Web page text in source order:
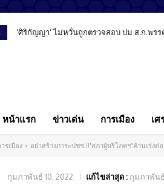
‘ศิริกัญญา’ ไม่หวั่นถูกตรวจสอบ ปม ส.ก.พร
หน้าแรก ข่าวเด่น การเมือง เศ
รเมือง อย่าสร้างภาระปชช.!!'สภาผู้บริโภคฯ”ค้านเร่ง
กุมภาพันธ์ 10, 2022 แก้ไขล่าสุด : กุมภาพันธ์